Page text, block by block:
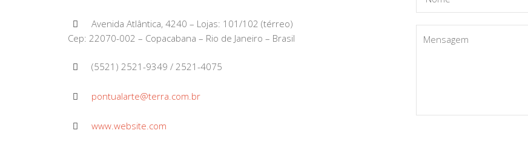
Avenida Atlântica, 4240 – Lojas: 101/102 (térreo)
Cep: 22070-002 – Copacabana – Rio de Janeiro – Brasil
(5521) 2521-9349 / 2521-4075
pontualarte@terra.com.br
www.website.com